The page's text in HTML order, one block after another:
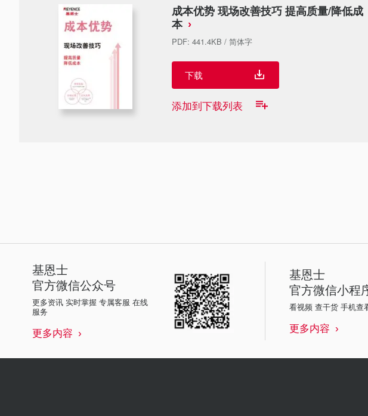
成本优势 现场改善技巧 提高质量/降低成
本
PDF: 441.4KB / 简体字
下载
添加到下载列表
基恩士
官方微信公众号
更多资讯 实时掌握 专属客服 在线
服务
更多内容
基恩士
官方微信小程
看视频 查干货 手机查
更多内容